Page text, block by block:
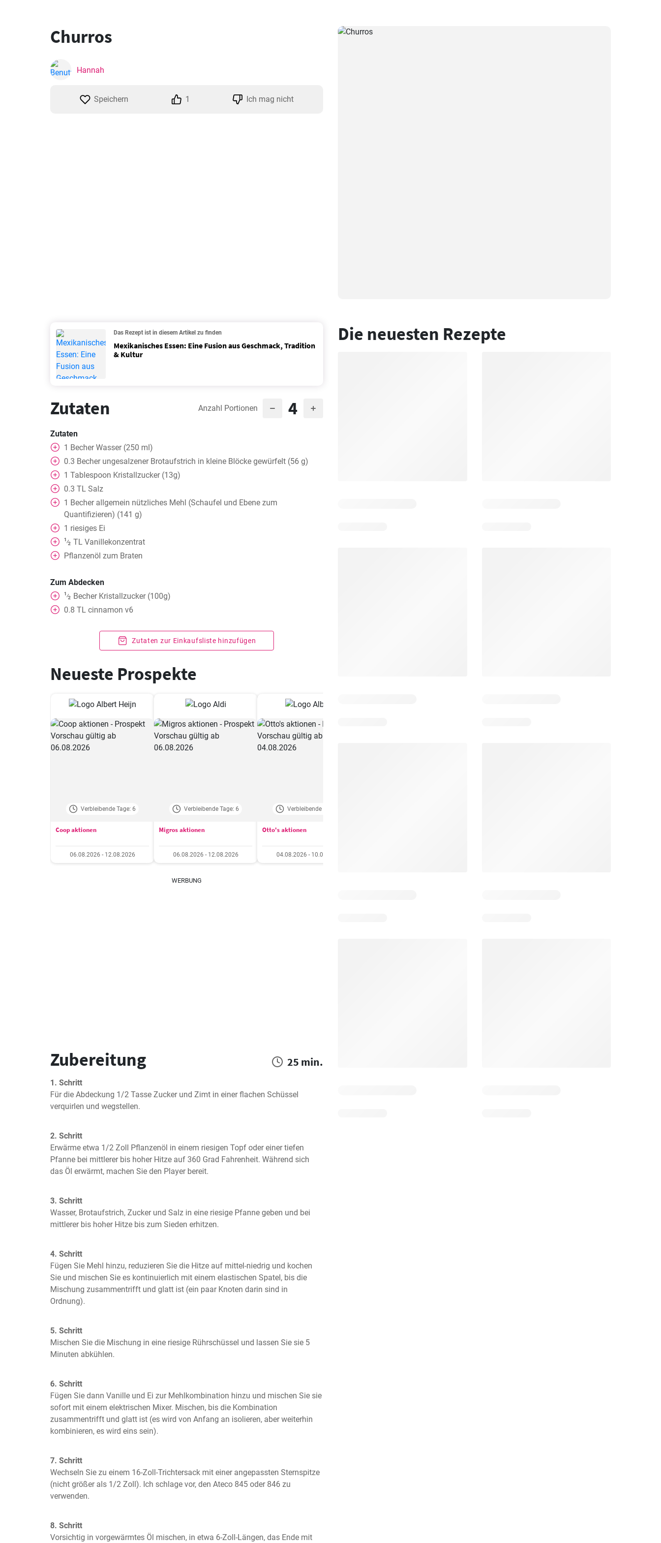
Churros
Hannah
Speichern 1 Ich mag nicht
Das Rezept ist in diesem Artikel zu finden
Mexikanisches Essen: Eine Fusion aus Geschmack, Tradition
& Kultur
Zutaten Anzahl Portionen 4
Zutaten
1 Becher Wasser (250 ml)
0.3 Becher ungesalzener Brotaufstrich in kleine Blöcke gewürfelt (56 g)
1 Tablespoon Kristallzucker (13g)
0.3 TL Salz
1 Becher allgemein nützliches Mehl (Schaufel und Ebene zum
Quantifizieren) (141 g)
1 riesiges Ei
1⁄2 TL Vanillekonzentrat
Pflanzenöl zum Braten
Zum Abdecken
1⁄2 Becher Kristallzucker (100g)
0.8 TL cinnamon v6
Zutaten zur Einkaufsliste hinzufügen
Neueste Prospekte
Verbleibende Tage: 6
Coop aktionen
06.08.2026 - 12.08.2026
Verbleibende Tage: 6
Migros aktionen
06.08.2026 - 12.08.2026
Verbleibende Tage: 4
Otto's aktionen
04.08.2026 - 10.08.2026
WERBUNG
Zubereitung 25 min.
1. Schritt
Für die Abdeckung 1/2 Tasse Zucker und Zimt in einer flachen Schüssel
verquirlen und wegstellen.
2. Schritt
Erwärme etwa 1/2 Zoll Pflanzenöl in einem riesigen Topf oder einer tiefen
Pfanne bei mittlerer bis hoher Hitze auf 360 Grad Fahrenheit. Während sich
das Öl erwärmt, machen Sie den Player bereit.
3. Schritt
Wasser, Brotaufstrich, Zucker und Salz in eine riesige Pfanne geben und bei
mittlerer bis hoher Hitze bis zum Sieden erhitzen.
4. Schritt
Fügen Sie Mehl hinzu, reduzieren Sie die Hitze auf mittel-niedrig und kochen
Sie und mischen Sie es kontinuierlich mit einem elastischen Spatel, bis die
Mischung zusammentrifft und glatt ist (ein paar Knoten darin sind in
Ordnung).
5. Schritt
Mischen Sie die Mischung in eine riesige Rührschüssel und lassen Sie sie 5
Minuten abkühlen.
6. Schritt
Fügen Sie dann Vanille und Ei zur Mehlkombination hinzu und mischen Sie sie
sofort mit einem elektrischen Mixer. Mischen, bis die Kombination
zusammentrifft und glatt ist (es wird von Anfang an isolieren, aber weiterhin
kombinieren, es wird eins sein).
7. Schritt
Wechseln Sie zu einem 16-Zoll-Trichtersack mit einer angepassten Sternspitze
(nicht größer als 1/2 Zoll). Ich schlage vor, den Ateco 845 oder 846 zu
verwenden.
8. Schritt
Vorsichtig in vorgewärmtes Öl mischen, in etwa 6-Zoll-Längen, das Ende mit
Die neuesten Rezepte